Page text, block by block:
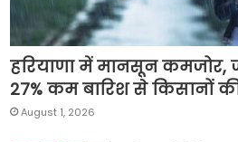
हरियाणा में मानसून कमजोर,
27% कम बारिश से किसानों
August 1, 2026